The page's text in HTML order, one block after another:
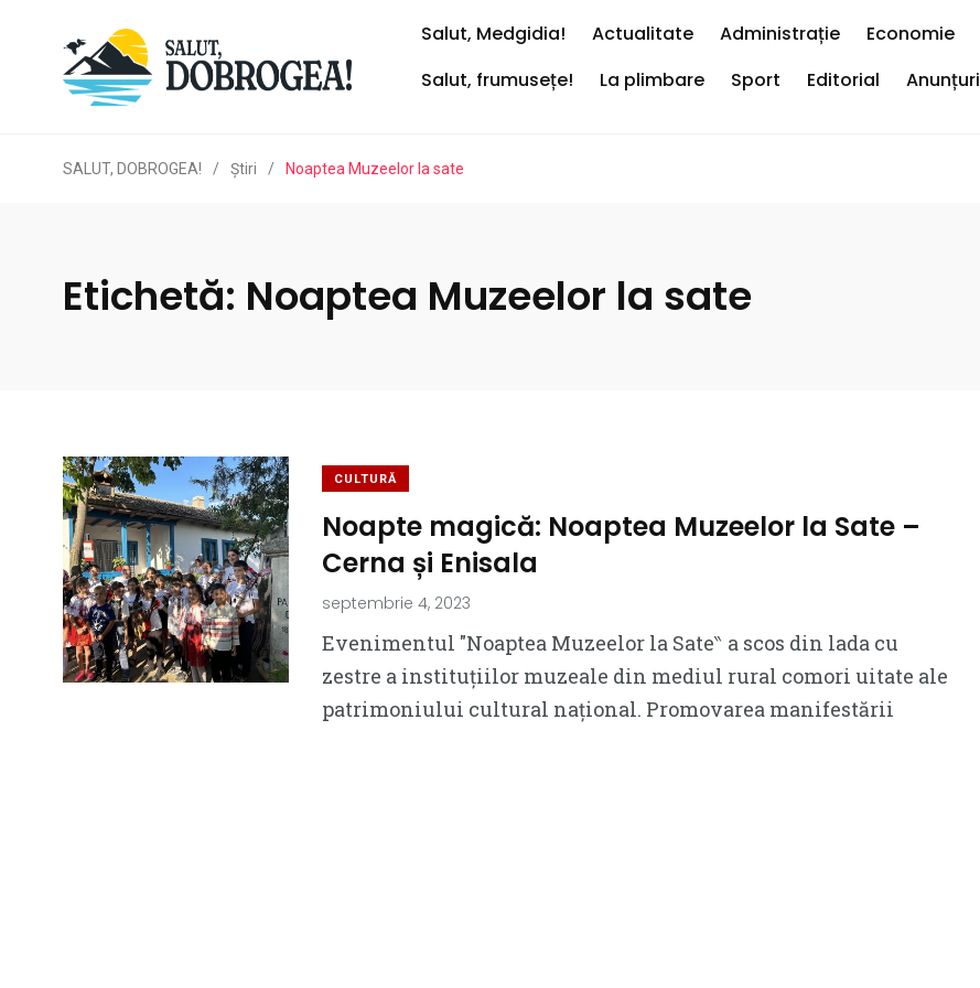
Salut, Medgidia! Actualitate Administrație Economie
Salut, frumusețe!
La plimbare Sport Editorial Anunțuri
SALUT, DOBROGEA! / Ştiri / Noaptea Muzeelor la sate
Etichetă: Noaptea Muzeelor la sate
CULTURĂ
Noapte magică: Noaptea Muzeelor la Sate –
Cerna și Enisala
septembrie 4, 2023
Evenimentul ″Noaptea Muzeelor la Sate‶ a scos din lada cu
zestre a instituțiilor muzeale din mediul rural comori uitate ale
patrimoniului cultural național. Promovarea manifestării